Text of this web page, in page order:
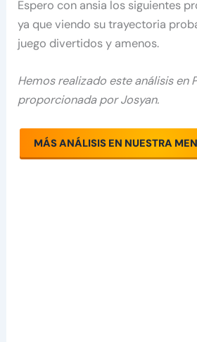
Espero con ansia los siguientes
ya que viendo su trayectoria
juego divertidos y amenos.
Hemos realizado este análisis en
proporcionada por Josyan.
MÁS ANÁLISIS EN NUESTRA